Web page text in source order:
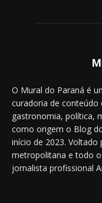
O Mural do Paraná é
curadoria de conteúdo
gastronomia, política,
como origem o Blog
início de 2023. Voltado
metropolitana e todo
jornalista profissional